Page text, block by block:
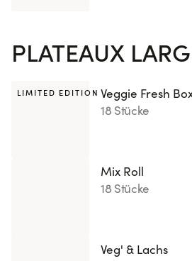
PLATEAUX
LIMITED EDITION Veggie Fresh
18 Stücke
Mix Roll
18 Stücke
Veg' & Lachs